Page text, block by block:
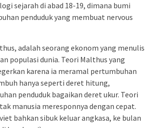
sejarah di abad 18-19, dimana bumi
penduduk yang membuat nervous
adalah seorang ekonom yang menulis
populasi dunia. Teori Malthus yang
karena ia meramal pertumbuhan
hanya seperti deret hitung,
penduduk bagaikan deret ukur. Teori
manusia meresponnya dengan cepat.
bahkan sibuk keluar angkasa, ke bulan